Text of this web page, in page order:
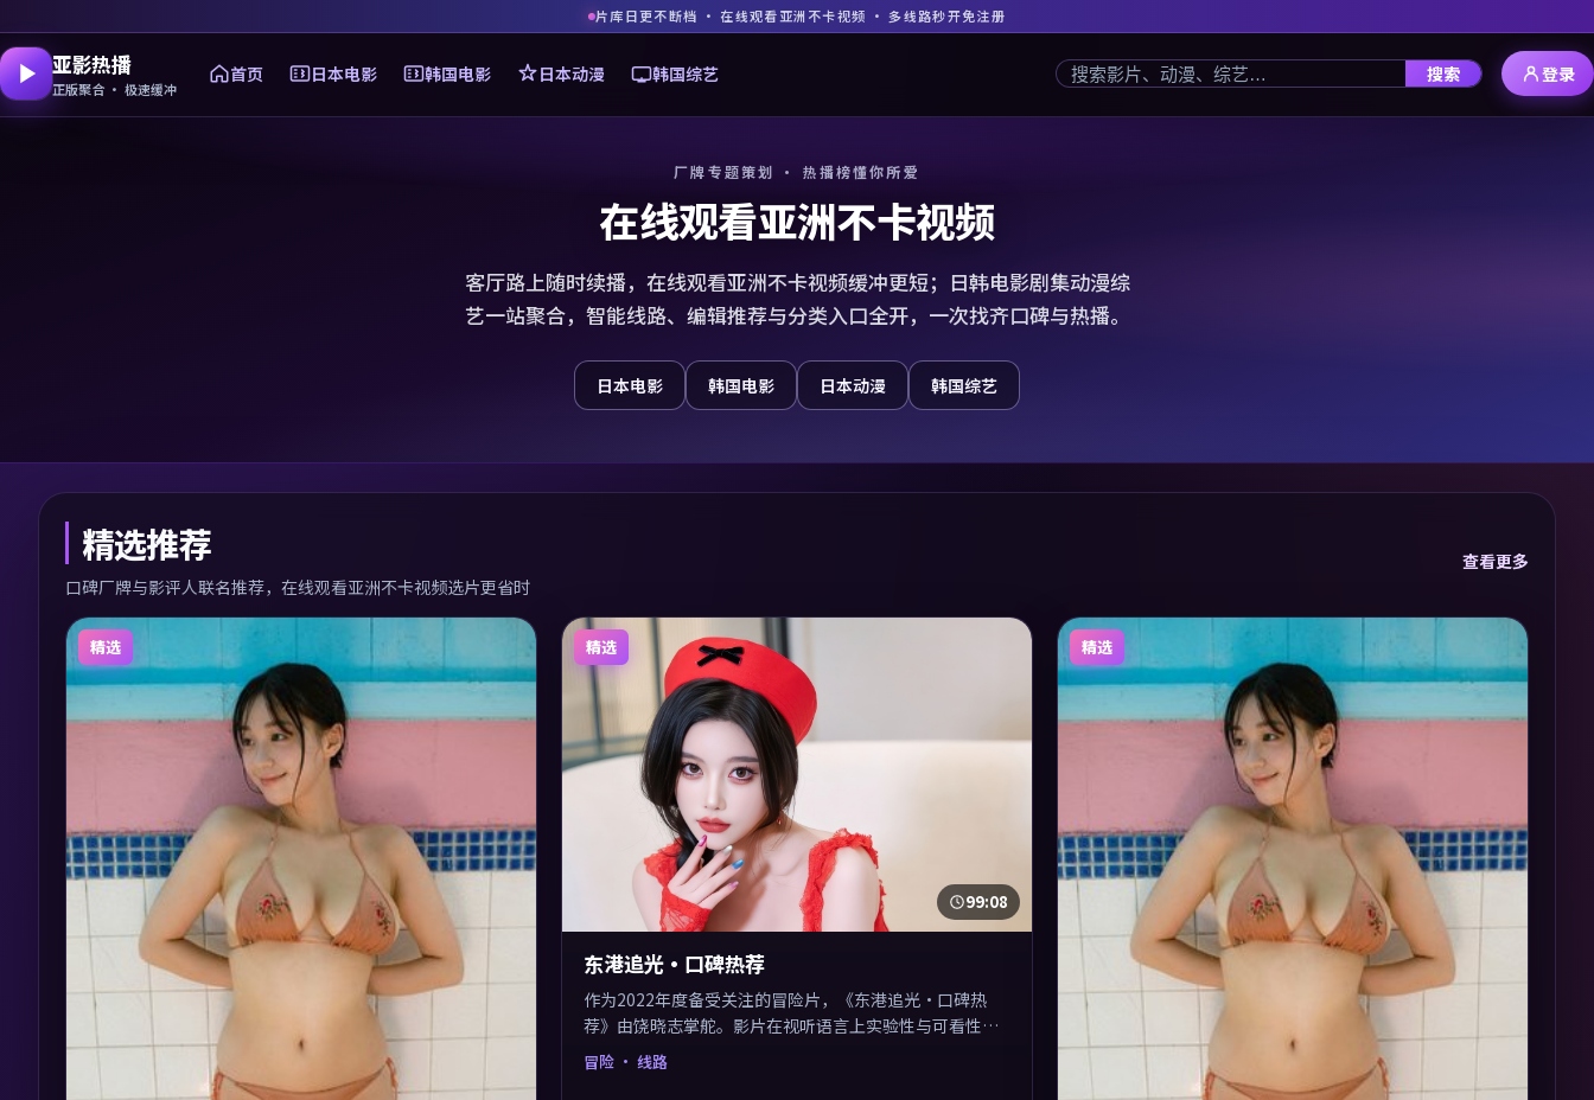
片库日更不断档 · 在线观看亚洲不卡视频 · 多线路秒开免注册
亚影热播
正版聚合 · 极速缓冲
首页 日本电影 韩国电影 日本动漫 韩国综艺 搜索 登录
厂牌专题策划 · 热播榜懂你所爱
在线观看亚洲不卡视频
客厅路上随时续播，在线观看亚洲不卡视频缓冲更短；日韩电影剧集动漫综
艺一站聚合，智能线路、编辑推荐与分类入口全开，一次找齐口碑与热播。
日本电影 韩国电影 日本动漫 韩国综艺
精选推荐
口碑厂牌与影评人联名推荐，在线观看亚洲不卡视频选片更省时
查看更多
精选 精选
99:08
东港追光·口碑热荐
作为2022年度备受关注的冒险片，《东港追光·口碑热
荐》由饶晓志掌舵。影片在视听语言上实验性与可看性兼
顾，人物关系错综复杂，后劲十足。美术与服化还原年代
质感，细节经得起暂停回看。
冒险· 线路
精选